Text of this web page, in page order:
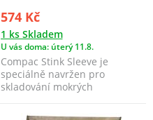
574 Kč
1 ks Skladem
U vás doma: úterý 11.8.
Compac Stink Sleeve je
speciálně navržen pro
skladování mokrých
vaše ...